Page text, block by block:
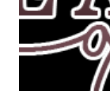
scritto dal mio
completato tre
leggere
uscendo fuori